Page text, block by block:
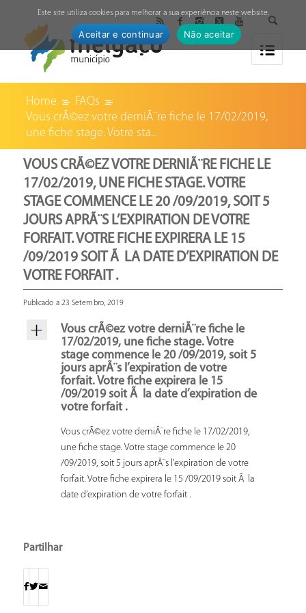
Home
FAQs
Vous crÃ©ez votre derniÃ¨re fiche le 17/02/2019,
une fiche stage. Votre sta...
VOUS CRÃ©EZ VOTRE DERNIÃ¨RE FICHE LE
17/02/2019, UNE FICHE STAGE. VOTRE
STAGE COMMENCE LE 20 /09/2019, SOIT 5
JOURS APRÃ¨S L’EXPIRATION DE VOTRE
FORFAIT. VOTRE FICHE EXPIRERA LE 15
/09/2019 SOIT Ã LA DATE D’EXPIRATION DE
VOTRE FORFAIT .
Publicado a 23 Setembro, 2019
Vous crÃ©ez votre derniÃ¨re fiche le
17/02/2019, une fiche stage. Votre
stage commence le 20 /09/2019, soit 5
jours aprÃ¨s l’expiration de votre
forfait. Votre fiche expirera le 15
/09/2019 soit Ã la date d’expiration de
votre forfait .
Vous crÃ©ez votre derniÃ¨re fiche le 17/02/2019,
une fiche stage. Votre stage commence le 20
/09/2019, soit 5 jours aprÃ¨s l’expiration de votre
forfait. Votre fiche expirera le 15 /09/2019 soit Ã la
date d’expiration de votre forfait .
Partilhar
Este site utiliza cookies para melhorar a sua experiência neste website.
Aceitar e continuar Não aceitar